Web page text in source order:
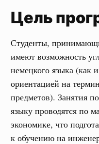
Цель
Студенты,
имеют возможность
немецкого языка (как
ориентацией на
предметов). Занятия
языку проводятся по
экономике, что
к обучению на